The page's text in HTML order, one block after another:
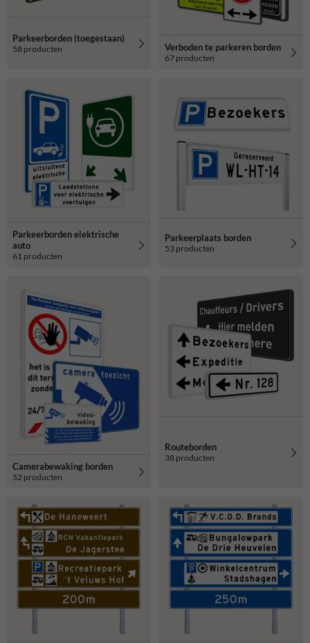
Parkeerborden (toegestaan)
58 producten Verboden te parkeren borden
67 producten
Parkeerborden elektrische
auto
61 producten
Parkeerplaats borden
53 producten
Camerabewaking borden
52 producten
Routeborden
38 producten